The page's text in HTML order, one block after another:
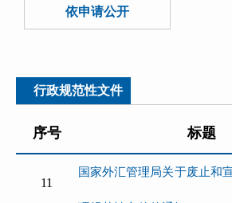
依申请公开
行政规范性文件
序号 标题
11
国家外汇管理局关于废止和